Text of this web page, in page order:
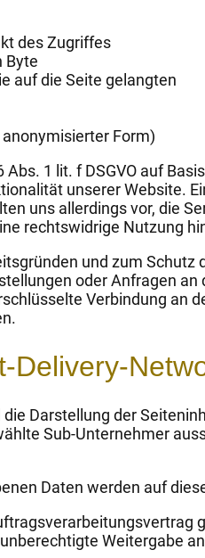
des Zugriffes
Byte
auf die Seite gelangten
Form)
1 lit. f DSGVO auf
unserer Website.
uns allerdings vor, die
rechtswidrige Nutzung
und zum
oder Anfragen
Verbindung an
Delivery-
Darstellung der
Sub-Unternehmer
Daten werden auf
Weitergabe